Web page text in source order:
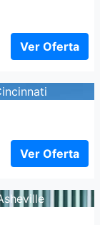
Ver Oferta
Ver Oferta